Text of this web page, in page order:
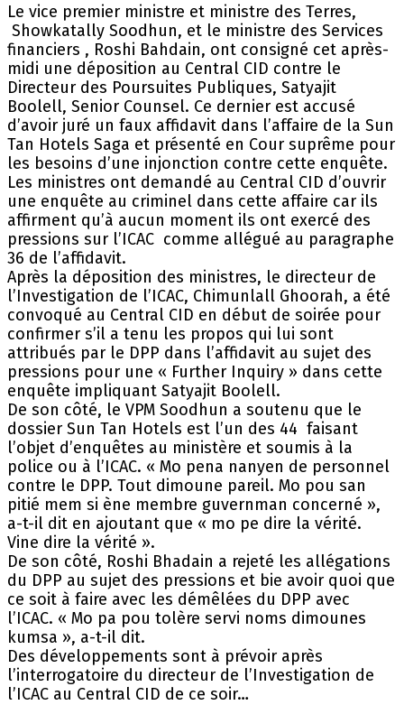
Le vice premier ministre et ministre des Terres,
Showkatally Soodhun, et le ministre des Services
financiers , Roshi Bahdain, ont consigné cet après-
midi une déposition au Central CID contre le
Directeur des Poursuites Publiques, Satyajit
Boolell, Senior Counsel. Ce dernier est accusé
d’avoir juré un faux affidavit dans l’affaire de la Sun
Tan Hotels Saga et présenté en Cour suprême pour
les besoins d’une injonction contre cette enquête.
Les ministres ont demandé au Central CID d’ouvrir
une enquête au criminel dans cette affaire car ils
affirment qu’à aucun moment ils ont exercé des
pressions sur l’ICAC comme allégué au paragraphe
36 de l’affidavit.
Après la déposition des ministres, le directeur de
l’Investigation de l’ICAC, Chimunlall Ghoorah, a été
convoqué au Central CID en début de soirée pour
confirmer s’il a tenu les propos qui lui sont
attribués par le DPP dans l’affidavit au sujet des
pressions pour une « Further Inquiry » dans cette
enquête impliquant Satyajit Boolell.
De son côté, le VPM Soodhun a soutenu que le
dossier Sun Tan Hotels est l’un des 44 faisant
l’objet d’enquêtes au ministère et soumis à la
police ou à l’ICAC. « Mo pena nanyen de personnel
contre le DPP. Tout dimoune pareil. Mo pou san
pitié mem si ène membre guvernman concerné »,
a-t-il dit en ajoutant que « mo pe dire la vérité.
Vine dire la vérité ».
De son côté, Roshi Bhadain a rejeté les allégations
du DPP au sujet des pressions et bie avoir quoi que
ce soit à faire avec les démêlées du DPP avec
l’ICAC. « Mo pa pou tolère servi noms dimounes
kumsa », a-t-il dit.
Des développements sont à prévoir après
l’interrogatoire du directeur de l’Investigation de
l’ICAC au Central CID de ce soir…